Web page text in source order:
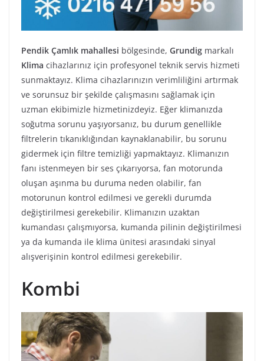
Pendik Çamlık mahallesi bölgesinde, Grundig markalı
Klima cihazlarınız için profesyonel teknik servis hizmeti
sunmaktayız. Klima cihazlarınızın verimliliğini artırmak
ve sorunsuz bir şekilde çalışmasını sağlamak için
uzman ekibimizle hizmetinizdeyiz. Eğer klimanızda
soğutma sorunu yaşıyorsanız, bu durum genellikle
filtrelerin tıkanıklığından kaynaklanabilir, bu sorunu
gidermek için filtre temizliği yapmaktayız. Klimanızın
fanı istenmeyen bir ses çıkarıyorsa, fan motorunda
oluşan aşınma bu duruma neden olabilir, fan
motorunun kontrol edilmesi ve gerekli durumda
değiştirilmesi gerekebilir. Klimanızın uzaktan
kumandası çalışmıyorsa, kumanda pilinin değiştirilmesi
ya da kumanda ile klima ünitesi arasındaki sinyal
alışverişinin kontrol edilmesi gerekebilir.
Kombi